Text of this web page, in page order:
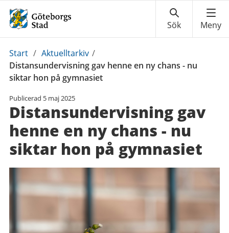
Du
är
här:
Start / Aktuelltarkiv /
Distansundervisning gav henne en ny chans - nu
siktar hon på gymnasiet
Publicerad 5 maj 2025
Distansundervisning gav
henne en ny chans - nu
siktar hon på gymnasiet